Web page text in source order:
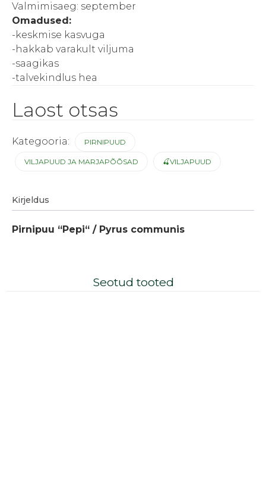
Valmimisaeg: september
Omadused:
-keskmise kasvuga
-hakkab varakult viljuma
-saagikas
-talvekindlus hea
Laost otsas
Kategooria: PIRNIPUUD
VILJAPUUD JA MARJAPÕÕSAD 🍒VILJAPUUD
Kirjeldus
Pirnipuu “Pepi“ / Pyrus communis
Seotud tooted